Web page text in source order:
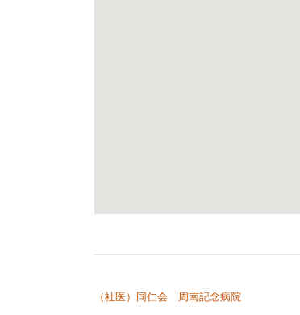
（社医）同仁会 周南記念病院